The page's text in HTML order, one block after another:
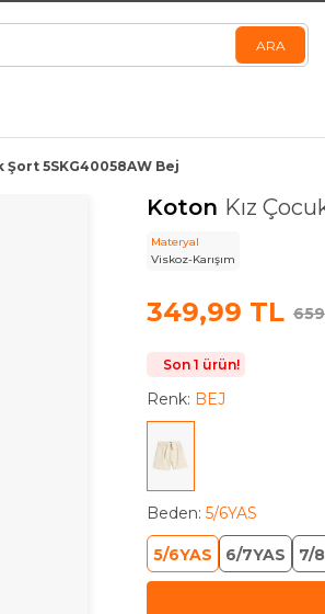
Şort 5SKG40058AW Bej
Koton Kız
Materyal
Viskoz-Karışım
349,99 TL
Son 1 ürün!
Renk: BEJ
Beden: 5/6YAS
5/6YAS 6/7YAS 7/